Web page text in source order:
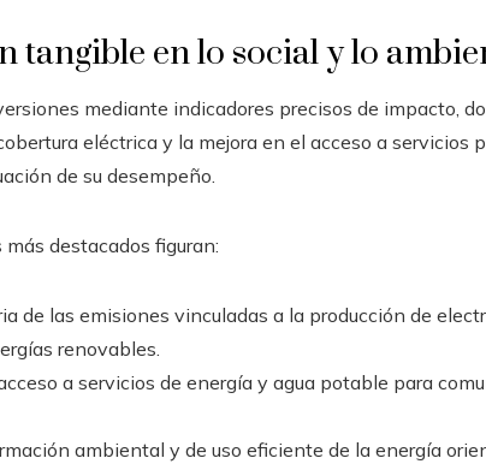
tangible en lo social y lo
mediante indicadores precisos de impacto,
eléctrica y la mejora en el acceso a servicios
de su desempeño.
destacados figuran:
de las emisiones vinculadas a la producción de
renovables.
a servicios de energía y agua potable para
ambiental y de uso eficiente de la energía